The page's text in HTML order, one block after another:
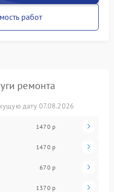
работ
ремонта
дату 07.08.2026
1470 р
1470 р
670 р
1370 р